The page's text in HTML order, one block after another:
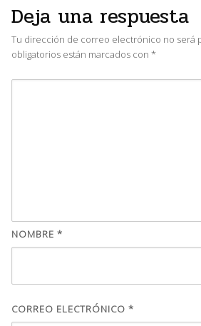
Deja una respuesta
Tu dirección de correo electrónico no será
obligatorios están marcados con *
NOMBRE *
CORREO ELECTRÓNICO *